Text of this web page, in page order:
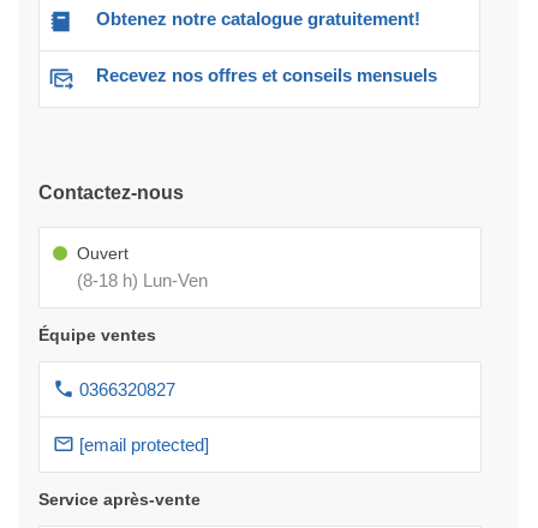
Obtenez notre catalogue gratuitement!
Recevez nos offres et conseils mensuels
Contactez-nous
Ouvert
(8-18 h) Lun-Ven
Équipe ventes
0366320827
[email protected]
Service après-vente